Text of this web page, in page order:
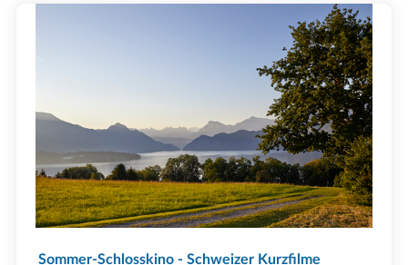
Sommer-Schlosskino - Schweizer Kurzfilme